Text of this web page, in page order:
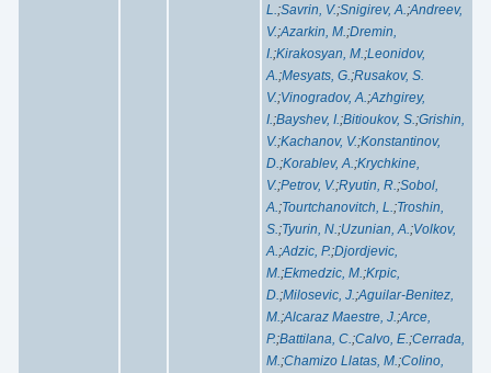
L.;Savrin, V.;Snigirev, A.;Andreev,
V.;Azarkin, M.;Dremin,
I.;Kirakosyan, M.;Leonidov,
A.;Mesyats, G.;Rusakov, S.
V.;Vinogradov, A.;Azhgirey,
I.;Bayshev, I.;Bitioukov, S.;Grishin,
V.;Kachanov, V.;Konstantinov,
D.;Korablev, A.;Krychkine,
V.;Petrov, V.;Ryutin, R.;Sobol,
A.;Tourtchanovitch, L.;Troshin,
S.;Tyurin, N.;Uzunian, A.;Volkov,
A.;Adzic, P.;Djordjevic,
M.;Ekmedzic, M.;Krpic,
D.;Milosevic, J.;Aguilar-Benitez,
M.;Alcaraz Maestre, J.;Arce,
P.;Battilana, C.;Calvo, E.;Cerrada,
M.;Chamizo Llatas, M.;Colino,